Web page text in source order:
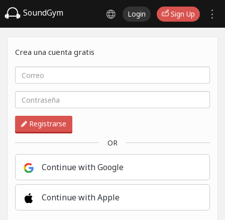
SoundGym Login Sign Up
Crea una cuenta gratis
Registrarse
OR
Continue with Google
Continue with Apple